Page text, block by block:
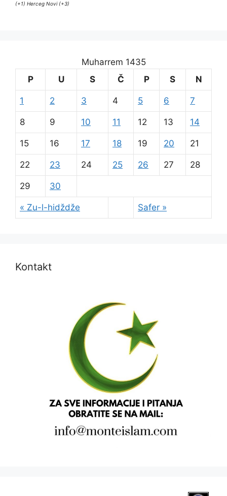
(+1) Herceg Novi (+3)
Muharrem 1435
P
U S Č P S N
« Zu-l-hidždže Safer »
1 2 3 4 5 6 7
8 9 10 11 12 13 14
15 16 17 18 19 20 21
22 23 24 25 26 27 28
29 30
Kontakt